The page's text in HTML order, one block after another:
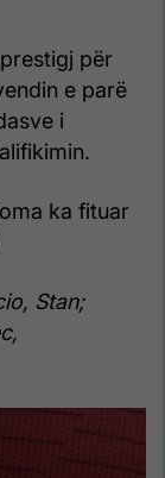
për
e parë
i
ka fituar
Stan;